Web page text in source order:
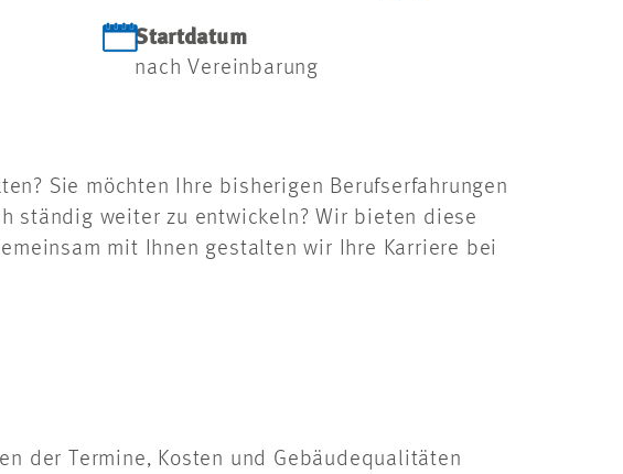
Startdatum
nach Vereinbarung
Sie möchten Ihre bisherigen Berufserfahrungen
ständig weiter zu entwickeln? Wir bieten diese
mit Ihnen gestalten wir Ihre Karriere bei
der Termine, Kosten und Gebäudequalitäten